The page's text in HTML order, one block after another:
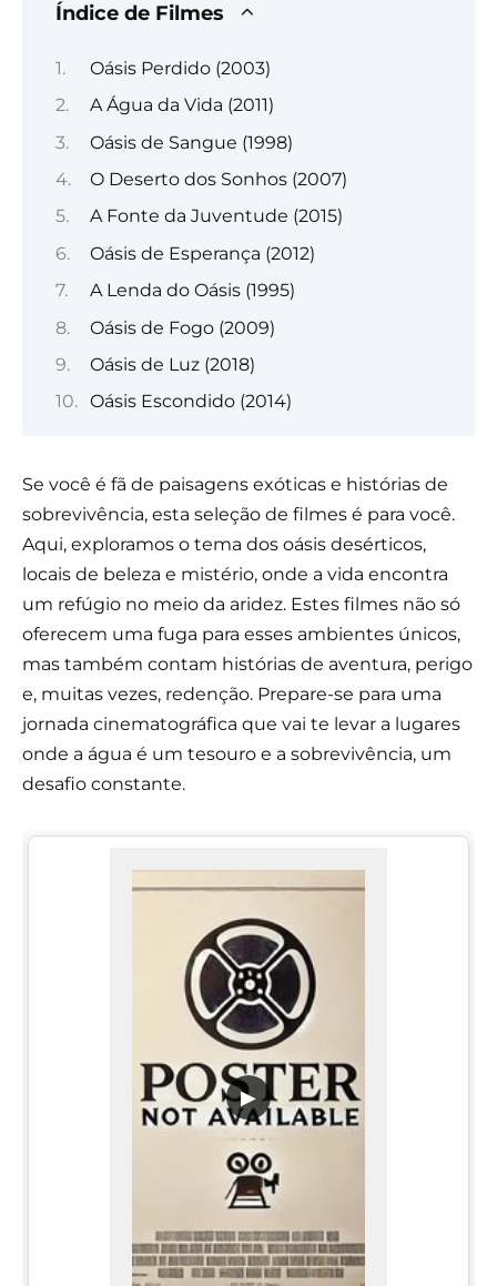
Índice de Filmes
Oásis Perdido (2003)
A Água da Vida (2011)
Oásis de Sangue (1998)
O Deserto dos Sonhos (2007)
A Fonte da Juventude (2015)
Oásis de Esperança (2012)
A Lenda do Oásis (1995)
Oásis de Fogo (2009)
Oásis de Luz (2018)
Oásis Escondido (2014)
Se você é fã de paisagens exóticas e histórias de
sobrevivência, esta seleção de filmes é para você.
Aqui, exploramos o tema dos oásis desérticos,
locais de beleza e mistério, onde a vida encontra
um refúgio no meio da aridez. Estes filmes não só
oferecem uma fuga para esses ambientes únicos,
mas também contam histórias de aventura, perigo
e, muitas vezes, redenção. Prepare-se para uma
jornada cinematográfica que vai te levar a lugares
onde a água é um tesouro e a sobrevivência, um
desafio constante.
▶